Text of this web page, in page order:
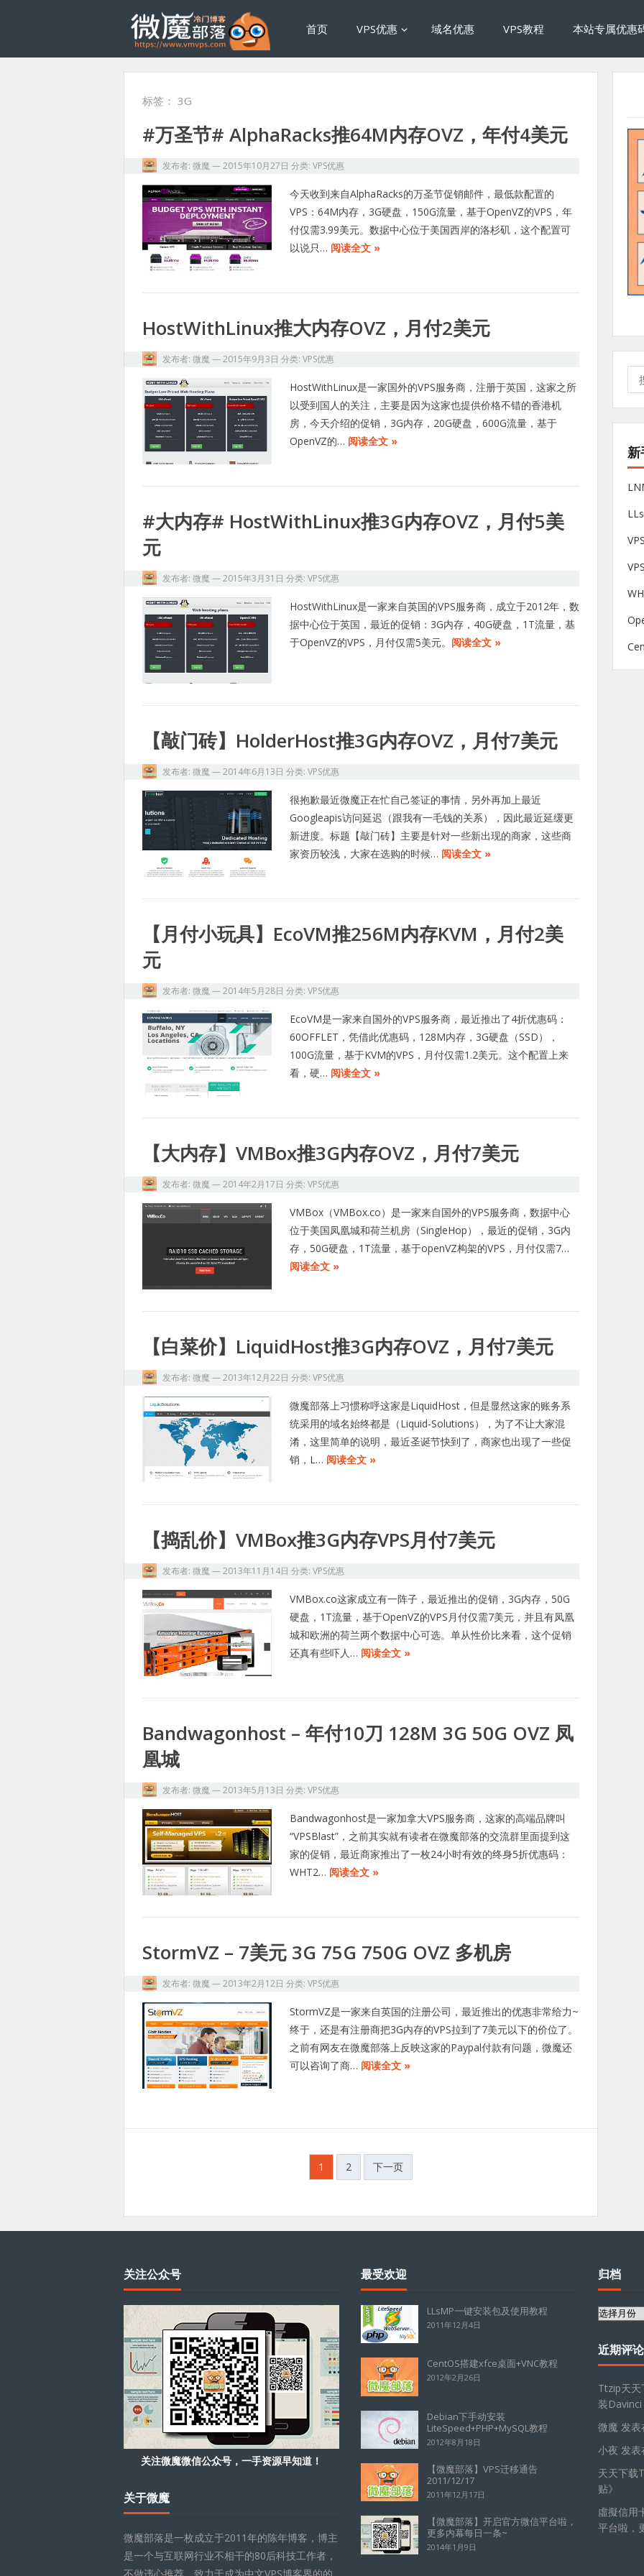
首页 VPS优惠 域名优惠 VPS教程 本站专属优惠
标签： 3G
#万圣节# AlphaRacks推64M内存OVZ，年付4美元
发布者: 微魔 —2015年10月27日 分类: VPS优惠
今天收到来自AlphaRacks的万圣节促销邮件，最低款配置的
VPS：64M内存，3G硬盘，150G流量，基于OpenVZ的VPS，年
付仅需3.99美元。数据中心位于美国西岸的洛杉矶，这个配置可
以说只… 阅读全文 »
HostWithLinux推大内存OVZ，月付2美元
发布者: 微魔 —2015年9月3日 分类: VPS优惠
HostWithLinux是一家国外的VPS服务商，注册于英国，这家之所
以受到国人的关注，主要是因为这家也提供价格不错的香港机
房，今天介绍的促销，3G内存，20G硬盘，600G流量，基于
OpenVZ的… 阅读全文 »
#大内存# HostWithLinux推3G内存OVZ，月付5美
元
发布者: 微魔 —2015年3月31日 分类: VPS优惠
HostWithLinux是一家来自英国的VPS服务商，成立于2012年，数
据中心位于英国，最近的促销：3G内存，40G硬盘，1T流量，基
于OpenVZ的VPS，月付仅需5美元。 阅读全文 »
【敲门砖】HolderHost推3G内存OVZ，月付7美元
发布者: 微魔 —2014年6月13日 分类: VPS优惠
很抱歉最近微魔正在忙自己签证的事情，另外再加上最近
Googleapis访问延迟（跟我有一毛钱的关系），因此最近延缓更
新进度。标题【敲门砖】主要是针对一些新出现的商家，这些商
家资历较浅，大家在选购的时候… 阅读全文 »
【月付小玩具】EcoVM推256M内存KVM，月付2美
元
发布者: 微魔 —2014年5月28日 分类: VPS优惠
EcoVM是一家来自国外的VPS服务商，最近推出了4折优惠码：
60OFFLET，凭借此优惠码，128M内存，3G硬盘（SSD），
100G流量，基于KVM的VPS，月付仅需1.2美元。这个配置上来
看，硬… 阅读全文 »
【大内存】VMBox推3G内存OVZ，月付7美元
发布者: 微魔 —2014年2月17日 分类: VPS优惠
VMBox（VMBox.co）是一家来自国外的VPS服务商，数据中心
位于美国凤凰城和荷兰机房（SingleHop），最近的促销，3G内
存，50G硬盘，1T流量，基于openVZ构架的VPS，月付仅需7…
阅读全文 »
【白菜价】LiquidHost推3G内存OVZ，月付7美元
发布者: 微魔 —2013年12月22日 分类: VPS优惠
微魔部落上习惯称呼这家是LiquidHost，但是显然这家的账务系
统采用的域名始终都是（Liquid-Solutions），为了不让大家混
淆，这里简单的说明，最近圣诞节快到了，商家也出现了一些促
销，L… 阅读全文 »
【捣乱价】VMBox推3G内存VPS月付7美元
发布者: 微魔 —2013年11月14日 分类: VPS优惠
VMBox.co这家成立有一阵子，最近推出的促销，3G内存，50G
硬盘，1T流量，基于OpenVZ的VPS月付仅需7美元，并且有凤凰
城和欧洲的荷兰两个数据中心可选。单从性价比来看，这个促销
还真有些吓人… 阅读全文 »
Bandwagonhost – 年付10刀 128M 3G 50G OVZ 凤
凰城
发布者: 微魔 —2013年5月13日 分类: VPS优惠
Bandwagonhost是一家加拿大VPS服务商，这家的高端品牌叫
“VPSBlast”，之前其实就有读者在微魔部落的交流群里面提到这
家的促销，最近商家推出了一枚24小时有效的终身5折优惠码：
WHT2… 阅读全文 »
StormVZ – 7美元 3G 75G 750G OVZ 多机房
发布者: 微魔 —2013年2月12日 分类: VPS优惠
StormVZ是一家来自英国的注册公司，最近推出的优惠非常给力~
终于，还是有注册商把3G内存的VPS拉到了7美元以下的价位了。
之前有网友在微魔部落上反映这家的Paypal付款有问题，微魔还
可以咨询了商… 阅读全文 »
1 2 下一页
新
关注公众号
关注微魔微信公众号，一手资源早知道！
关于微魔
微魔部落是一枚成立于2011年的陈年博客，博主
是一个与互联网行业不相干的80后科技工作者，
最受欢迎
LLsMP一键安装包及使用教程
2011年12月4日
CentOS搭建xfce桌面+VNC教程
2012年2月26日
Debian下手动安装
LiteSpeed+PHP+MySQL教程
2012年8月18日
【微魔部落】VPS迁移通告
2011/12/17
2011年12月17日
【微魔部落】开启官方微信平台啦，
更多内幕每日一条~
2014年1月9日
归档
归
近期评论
Ttzip天天
装
微魔 发表
小夜 发表
天天下载
贴》
虛擬信用
平台啦，